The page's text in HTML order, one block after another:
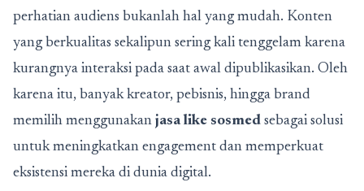
perhatian audiens bukanlah hal yang mudah. Konten
yang berkualitas sekalipun sering kali tenggelam karena
kurangnya interaksi pada saat awal dipublikasikan. Oleh
karena itu, banyak kreator, pebisnis, hingga brand
memilih menggunakan jasa like sosmed sebagai solusi
untuk meningkatkan engagement dan memperkuat
eksistensi mereka di dunia digital.